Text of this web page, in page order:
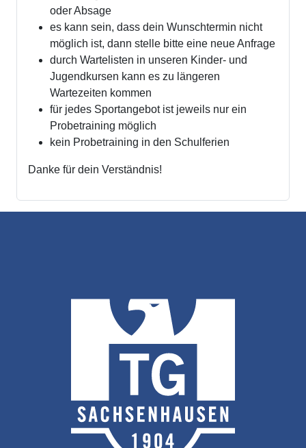
oder Absage
es kann sein, dass dein Wunschtermin nicht
möglich ist, dann stelle bitte eine neue Anfrage
durch Wartelisten in unseren Kinder- und
Jugendkursen kann es zu längeren
Wartezeiten kommen
für jedes Sportangebot ist jeweils nur ein
Probetraining möglich
kein Probetraining in den Schulferien
Danke für dein Verständnis!